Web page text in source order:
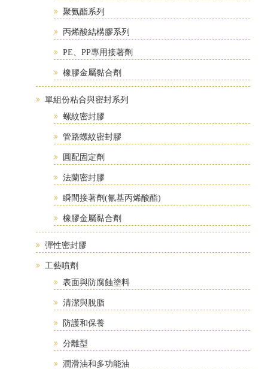
聚氨酯系列
丙烯酸結構膠系列
PE、PP專用接著劑
橡膠金屬黏合劑
單組份粘合與密封系列
螺紋密封膠
管路螺紋密封膠
圓配固定劑
法蘭密封膠
瞬間接著劑(氰基丙烯酸酯)
橡膠金屬黏合劑
彈性密封膠
工藝噴劑
表面與防腐蝕塗料
清潔與脫脂
防護和保養
分離型
潤滑油和多功能油